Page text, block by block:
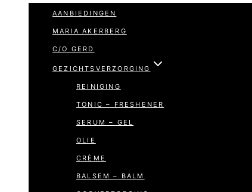
AANBIEDINGEN
MARIA AKERBERG
C/O GERD
GEZICHTSVERZORGING
REINIGING
TONIC – FRESHENER
SERUM – GEL
OLIE
CRÈME
BALSEM – BALM